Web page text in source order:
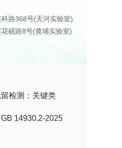
路368号(天河实验室)
砚路8号(黄埔实验室)
检测：关键类
14930.2-2025
剂》标准解读